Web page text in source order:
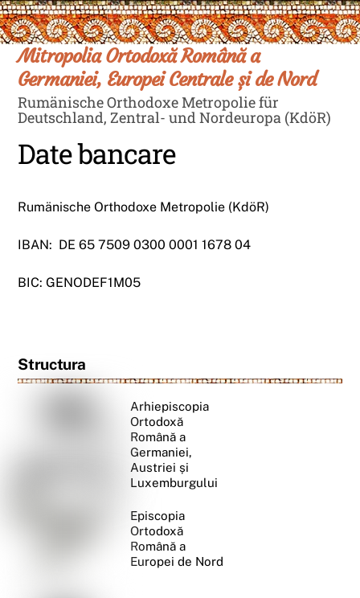
Skip
to
content
Mitropolia Ortodoxă Română a
Germaniei, Europei Centrale și de Nord
Rumänische Orthodoxe Metropolie für
Deutschland, Zentral- und Nordeuropa (KdöR)
Date bancare
Rumänische Orthodoxe Metropolie (KdöR)
IBAN: DE 65 7509 0300 0001 1678 04
BIC: GENODEF1M05
Structura
Arhiepiscopia
Ortodoxă
Română a
Germaniei,
Austriei și
Luxemburgului
Episcopia
Ortodoxă
Română a
Europei de Nord